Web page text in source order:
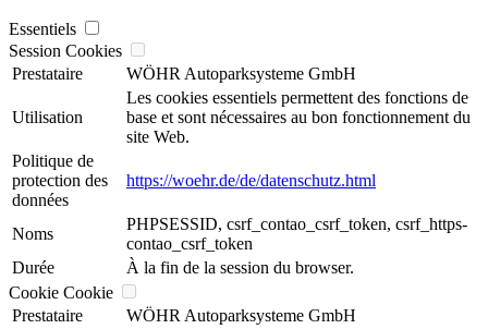
Essentiels
Session Cookies
Prestataire
WÖHR Autoparksysteme GmbH
Utilisation
Les cookies essentiels permettent des fonctions de
base et sont nécessaires au bon fonctionnement du
site Web.
Politique de
protection des
données
https://woehr.de/de/datenschutz.html
Noms
PHPSESSID, csrf_contao_csrf_token, csrf_https-
contao_csrf_token
Durée
À la fin de la session du browser.
Cookie Cookie
Prestataire
WÖHR Autoparksysteme GmbH